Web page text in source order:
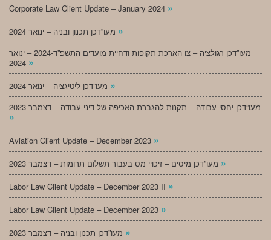
Corporate Law Client Update – January 2024 »
»
מעו”דכן רגולציה – צו הארכת תקופות ודחיית מועדים התשפ”ד-2024 – ינואר
»
»
מעו”דכן יחסי עבודה – תקנות להגברת האכיפה של דיני עבודה – דצמבר 2023
»
Aviation Client Update – December 2023 »
»
Labor Law Client Update – December 2023 II »
Labor Law Client Update – December 2023 »
»